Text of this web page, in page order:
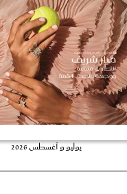
يوليو و أغسطس 2026